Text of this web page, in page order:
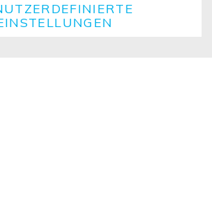
©2026 ISOLED FIAI Handels GmbH All